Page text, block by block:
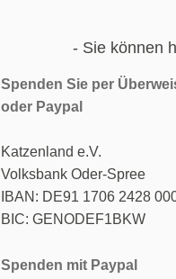
Sie können
Spenden Sie per
oder Paypal
Katzenland e.V.
Volksbank Oder-Spree
IBAN: DE91 1706 2428
BIC: GENODEF1BKW
Spenden mit Paypal